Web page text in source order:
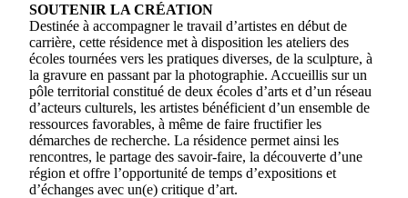
SOUTENIR LA CRÉATION
Destinée à accompagner le travail d’artistes en début de
carrière, cette résidence met à disposition les ateliers des
écoles tournées vers les pratiques diverses, de la sculpture, à
la gravure en passant par la photographie. Accueillis sur un
pôle territorial constitué de deux écoles d’arts et d’un réseau
d’acteurs culturels, les artistes bénéficient d’un ensemble de
ressources favorables, à même de faire fructifier les
démarches de recherche. La résidence permet ainsi les
rencontres, le partage des savoir-faire, la découverte d’une
région et offre l’opportunité de temps d’expositions et
d’échanges avec un(e) critique d’art.